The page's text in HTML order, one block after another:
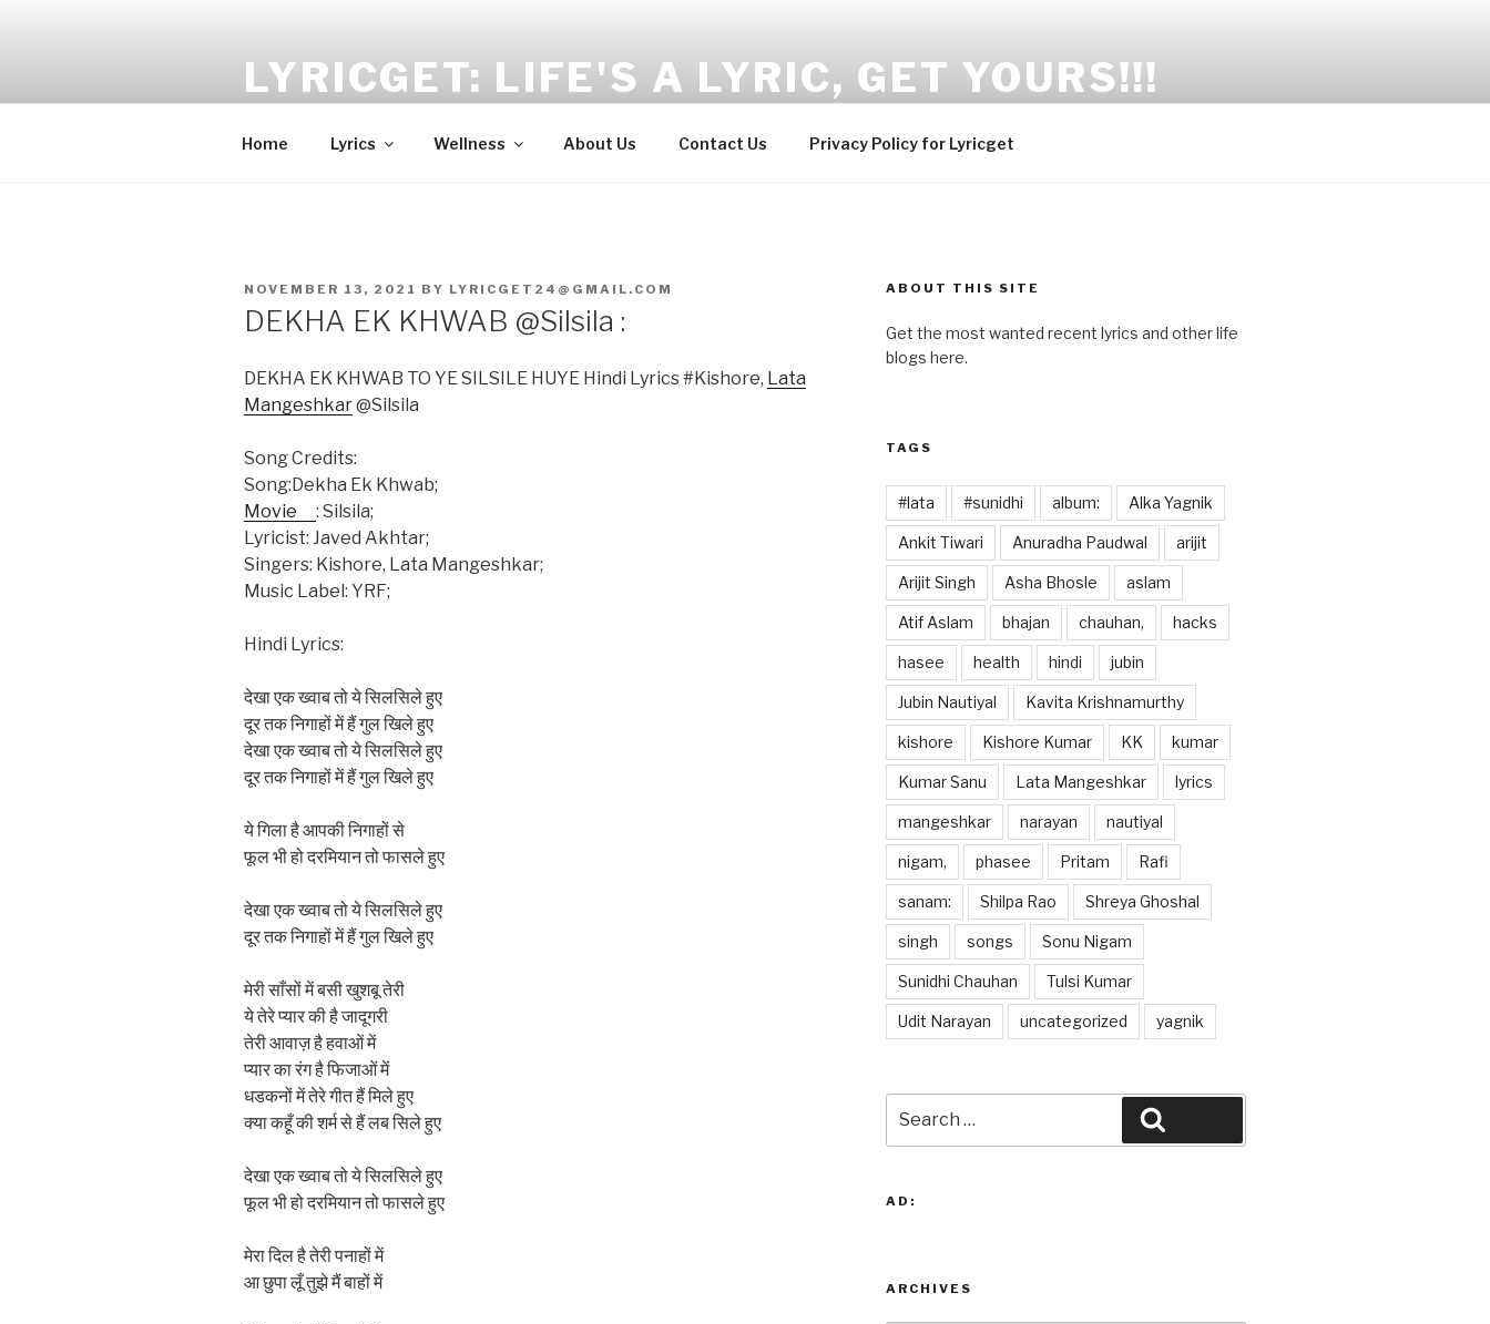
LYRICGET: LIFE'S A LYRIC, GET YOURS!!!
Home Lyrics Wellness About Us Contact Us Privacy Policy for Lyricget
POSTED
NOVEMBER 13, 2021 BY LYRICGET24@GMAIL.COM
DEKHA EK KHWAB @Silsila :
DEKHA EK KHWAB TO YE SILSILE HUYE Hindi Lyrics #Kishore, Lata
Mangeshkar@Silsila
Song Credits:
Song:Dekha Ek Khwab;
Movie
: Silsila;
Lyricist: Javed Akhtar;
Singers: Kishore, Lata Mangeshkar;
Music Label: YRF;
Hindi Lyrics:
देखा एक ख्वाब तो ये सिलसिले हुए
दूर तक निगाहों में हैं गुल खिले हुए
देखा एक ख्वाब तो ये सिलसिले हुए
दूर तक निगाहों में हैं गुल खिले हुए
ये गिला है आपकी निगाहों से
फूल भी हो दरमियान तो फासले हुए
देखा एक ख्वाब तो ये सिलसिले हुए
दूर तक निगाहों में हैं गुल खिले हुए
मेरी साँसों में बसी खुशबू तेरी
ये तेरे प्यार की है जादूगरी
तेरी आवाज़ है हवाओं में
प्यार का रंग है फिजाओं में
धडकनों में तेरे गीत हैं मिले हुए
क्या कहूँ की शर्म से हैं लब सिले हुए
देखा एक ख्वाब तो ये सिलसिले हुए
फूल भी हो दरमियान तो फासले हुए
मेरा दिल है तेरी पनाहों में
आ छुपा लूँ तुझे मैं बाहों में
ABOUT THIS SITE
Get the most wanted recent lyrics and other life
blogs here.
TAGS
#lata #sunidhi album: Alka Yagnik
Ankit Tiwari Anuradha Paudwal arijit
Arijit Singh Asha Bhosle aslam
Atif Aslam bhajan chauhan, hacks
hasee health hindi jubin
Jubin Nautiyal Kavita Krishnamurthy
kishore Kishore Kumar KK kumar
Kumar Sanu Lata Mangeshkar lyrics
mangeshkar narayan nautiyal
nigam, phasee Pritam Rafi
sanam: Shilpa Rao Shreya Ghoshal
singh songs Sonu Nigam
Sunidhi Chauhan Tulsi Kumar
Udit Narayan uncategorized yagnik
for:
AD:
ARCHIVES